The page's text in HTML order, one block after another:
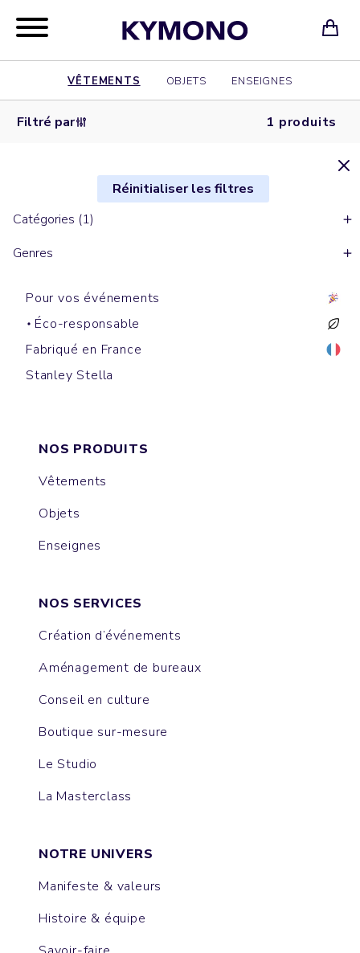
VÊTEMENTS OBJETS ENSEIGNES
Filtré par 1 produits
Réinitialiser les filtres
Catégories (1)
Genres
Pour vos événements
Éco-responsable
Fabriqué en France
Stanley Stella
Sac à dos
SWING
NOS PRODUITS
Vêtements
Objets
Enseignes
NOS SERVICES
Création d’événements
Aménagement de bureaux
Conseil en culture
Boutique sur-mesure
Le Studio
La Masterclass
NOTRE UNIVERS
Manifeste & valeurs
Histoire & équipe